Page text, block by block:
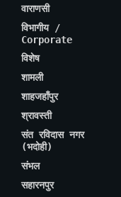
वाराणसी
विभागीय /
Corporate
विशेष
शामली
शाहजहाँपुर
श्रावस्ती
संत रविदास नगर
(भदोही)
संभल
सहारनपुर